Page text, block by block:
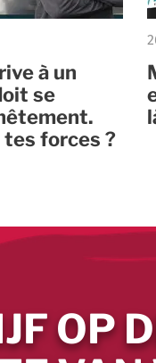
à un
se
forces ?
OP